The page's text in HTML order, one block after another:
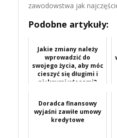
zawodowstwa jak
Podobne artykuły:
Jakie zmiany należy
wprowadzić do
swojego życia, aby móc
cieszyć się długimi i
pięknymi włosami?
Doradca finansowy
wyjaśni zawiłe umowy
kredytowe